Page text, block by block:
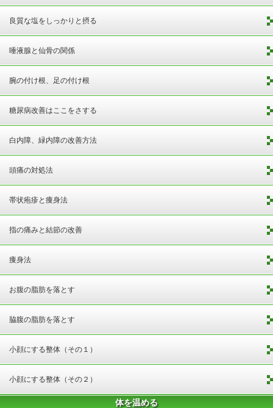
良質な塩をしっかりと摂る
唾液腺と仙骨の関係
腕の付け根、足の付け根
糖尿病改善はここをさする
白内障、緑内障の改善方法
頭痛の対処法
帯状疱疹と痩身法
指の痛みと結節の改善
痩身法
お腹の脂肪を落とす
脇腹の脂肪を落とす
小顔にする整体（その１）
小顔にする整体（その２）
体を温める